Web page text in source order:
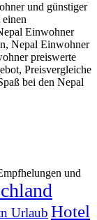
und günstiger
Einwohner
Nepal Einwohner
preiswerte
Preisvergleiche
bei den Nepal
und
Urlaub Hotel